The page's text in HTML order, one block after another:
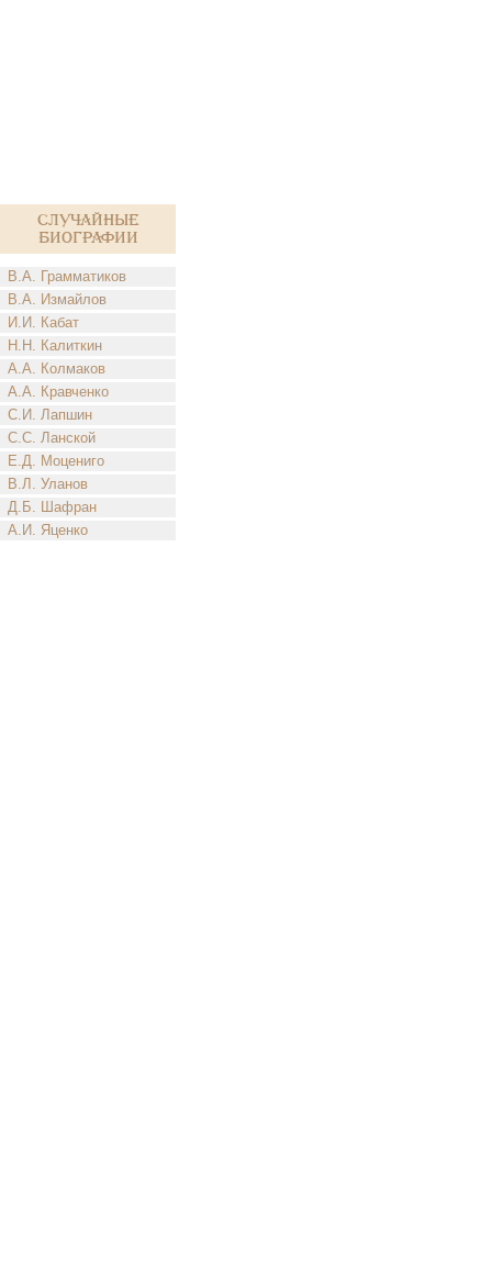
Случайные
биографии
В.А. Грамматиков
В.А. Измайлов
И.И. Кабат
Н.Н. Калиткин
А.А. Колмаков
А.А. Кравченко
С.И. Лапшин
С.С. Ланской
Е.Д. Моцениго
В.Л. Уланов
Д.Б. Шафран
А.И. Яценко